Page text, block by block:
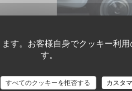
す。お客様自身でクッキー利
す。
すべてのクッキーを拒否する
カスタ